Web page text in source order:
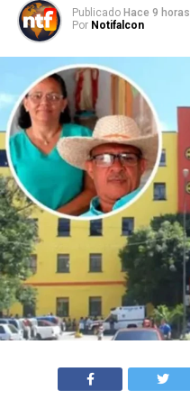
Publicado Hace 9 horas
Por Notifalcon